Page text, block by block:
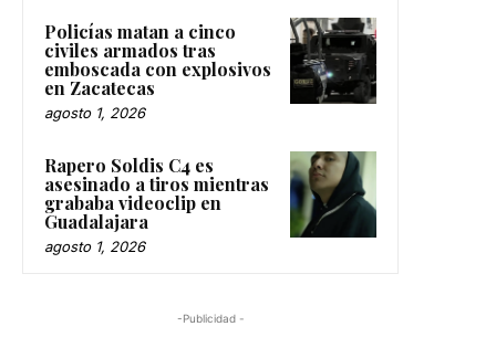
Policías matan a cinco
civiles armados tras
emboscada con explosivos
en Zacatecas
agosto 1, 2026
Rapero Soldis C4 es
asesinado a tiros mientras
grababa videoclip en
Guadalajara
agosto 1, 2026
-Publicidad -